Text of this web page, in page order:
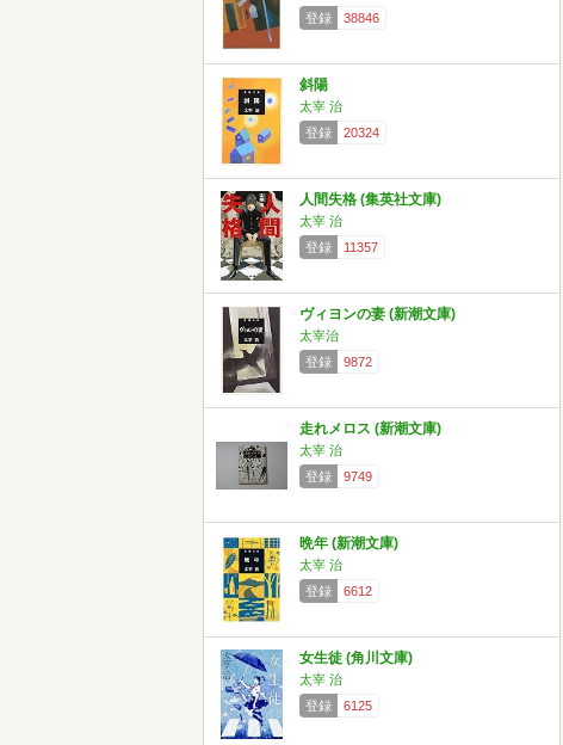
登録
38846
斜陽
太宰 治
登録
20324
人間失格 (集英社文庫)
太宰 治
登録
11357
ヴィヨンの妻 (新潮文庫)
太宰治
登録
9872
走れメロス (新潮文庫)
太宰 治
登録
9749
晩年 (新潮文庫)
太宰 治
登録
6612
女生徒 (角川文庫)
太宰 治
登録
6125